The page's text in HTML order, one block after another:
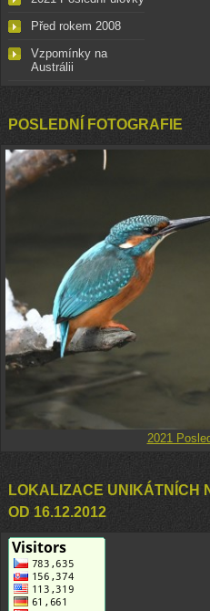
Před rokem 2008
Vzpomínky na
Austrálii
POSLEDNÍ FOTOGRAFIE
2021
LOKALIZACE UNIKÁTNÍCH
OD 16.12.2012